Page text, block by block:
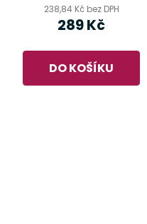
238,84 Kč bez DPH
289 Kč
DO KOŠÍKU